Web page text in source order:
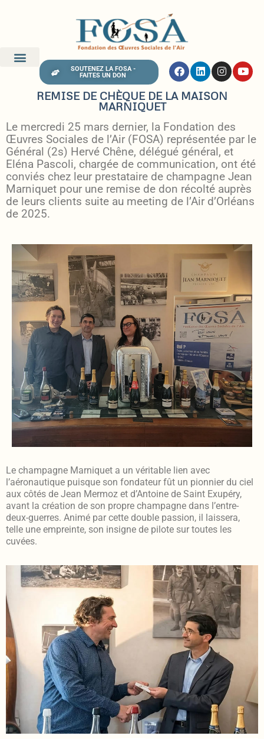
SOUTENEZ LA FOSA -
FAITES UN DON
REMISE DE CHÈQUE DE LA MAISON
MARNIQUET
Le mercredi 25 mars dernier, la Fondation des
Œuvres Sociales de l’Air (FOSA) représentée par le
Général (2s) Hervé Chêne, délégué général, et
Eléna Pascoli, chargée de communication, ont été
conviés chez leur prestataire de champagne Jean
Marniquet pour une remise de don récolté auprès
de leurs clients suite au meeting de l’Air d’Orléans
de 2025.
Le champagne Marniquet a un véritable lien avec
l’aéronautique puisque son fondateur fût un pionnier du ciel
aux côtés de Jean Mermoz et d’Antoine de Saint Exupéry,
avant la création de son propre champagne dans l’entre-
deux-guerres. Animé par cette double passion, il laissera,
telle une empreinte, son insigne de pilote sur toutes les
cuvées.